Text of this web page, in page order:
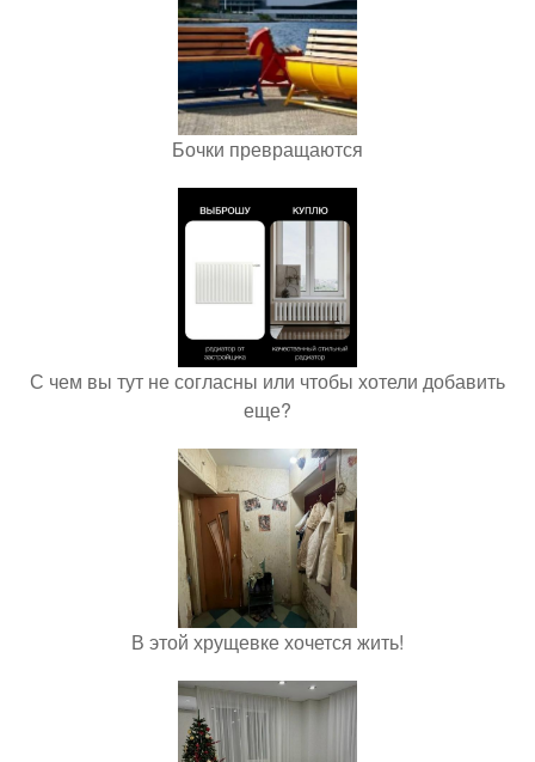
Бочки превращаются
С чем вы тут не согласны или чтобы хотели добавить
еще?
В этой хрущевке хочется жить!